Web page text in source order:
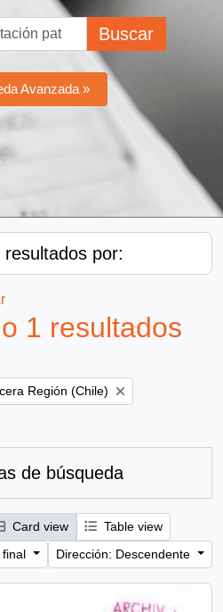
Buscar
Avanzada »
resultados por:
1 resultados
filter:
Región (Chile)
de búsqueda
Card view
Table view
Dirección: Descendente